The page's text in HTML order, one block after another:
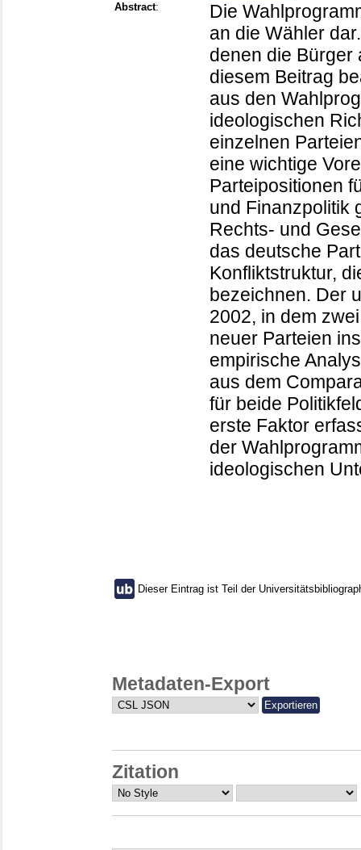
Abstract:
Die
an die Wähler
denen die Bürger
diesem Beitrag
aus den
ideologischen
einzelnen
eine wichtige
Parteipositionen
und Finanzpolitik
Rechts- und
das deutsche
Konfliktstruktur,
bezeichnen. Der
2002, in dem
neuer Parteien
empirische
aus dem
für beide
erste Faktor
der
ideologischen
Dieser Eintrag ist Teil der
Metadaten-Export
Zitation